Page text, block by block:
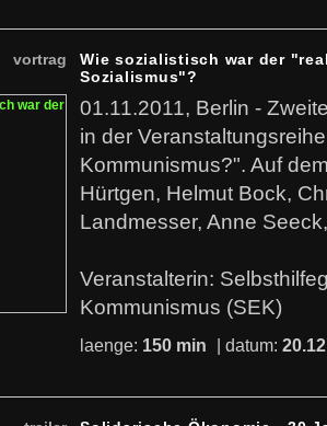
vortrag
Wie sozialistisch war der
Sozialismus"?
01.11.2011, Berlin -
in der
Kommunismus?". Auf
Hürtgen, Helmut Bock,
Landmesser, Anne
Veranstalterin:
Kommunismus (SEK)
laenge: 150 min | datum: